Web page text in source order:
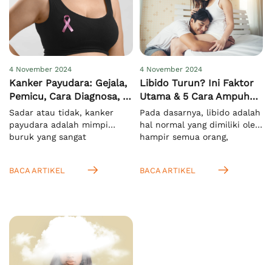
4 November 2024
Kanker Payudara: Gejala,
Pemicu, Cara Diagnosa, &
Pengobatan
Sadar atau tidak, kanker
payudara adalah mimpi
buruk yang sangat
pada wanita. Hal ini
tahun 2022 ada sekitar 2,3
juta kasus dan 670.000
kematian secara global
akibat masalah ini.[1]
BACA ARTIKEL
4 November 2024
Libido Turun? Ini Faktor
Utama & 5 Cara Ampuh
Meningkatkannya
Pada dasarnya, libido adalah
hal normal yang dimiliki oleh
hampir semua orang,
Menurut KBBI, istilah ini
BACA ARTIKEL